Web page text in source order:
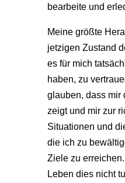
bearbeite und
Meine größte
jetzigen Zustand
es für mich
haben, zu
glauben, dass mir
zeigt und mir zur
Situationen und
die ich zu
Ziele zu
Leben dies nicht